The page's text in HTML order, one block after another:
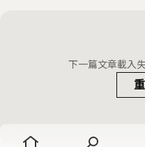
下一篇文章載入